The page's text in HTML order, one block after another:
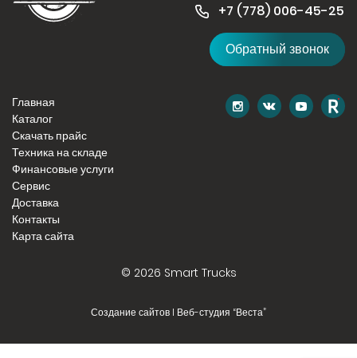
+7 (778) 006-45-25
Обратный звонок
Главная
Каталог
Скачать прайс
Техника на складе
Финансовые услуги
Сервис
Доставка
Контакты
Карта сайта
© 2026 Smart Trucks
Создание сайтов I Веб-студия “Веста”